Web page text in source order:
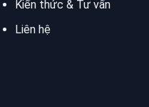
Kiến thức & Tư vấn
Liên hệ